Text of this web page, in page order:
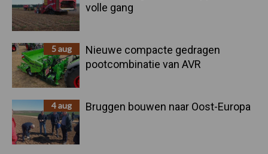
volle gang
5 aug
Nieuwe compacte gedragen
pootcombinatie van AVR
4 aug Bruggen bouwen naar Oost-Europa